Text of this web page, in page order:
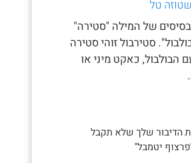
טל
של המילה "סטירה"
סטירבול זוהי סטירה
הבולבול, כאקט מיני או
הדיבור שלך שלא תקבל
יטמבל"